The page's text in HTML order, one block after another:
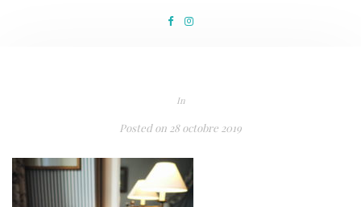
In
Posted on 28 octobre 2019